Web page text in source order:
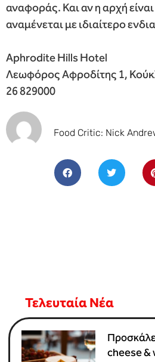
αναφοράς. Και αν η αρχή
αναμένεται με ιδιαίτερο
Aphrodite Hills Hotel
Λεωφόρος Αφροδίτης 1,
26 829000
Food Critic: Nick
Τελευταία Νέα
cheese &